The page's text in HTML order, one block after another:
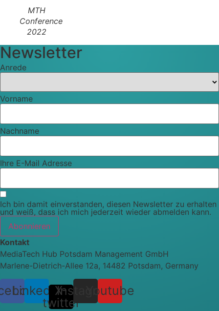
MTH
Conference
2022
Newsletter
Anrede
Vorname
Nachname
Ihre E-Mail Adresse
Ich bin damit einverstanden, diesen Newsletter zu erhalten
und weiß, dass ich mich jederzeit wieder abmelden kann.
Abonnieren
Kontakt
MediaTech Hub Potsdam Management GmbH
Marlene-Dietrich-Allee 12a, 14482 Potsdam, Germany
LinkedinX-
twitter
Instagram
Youtube